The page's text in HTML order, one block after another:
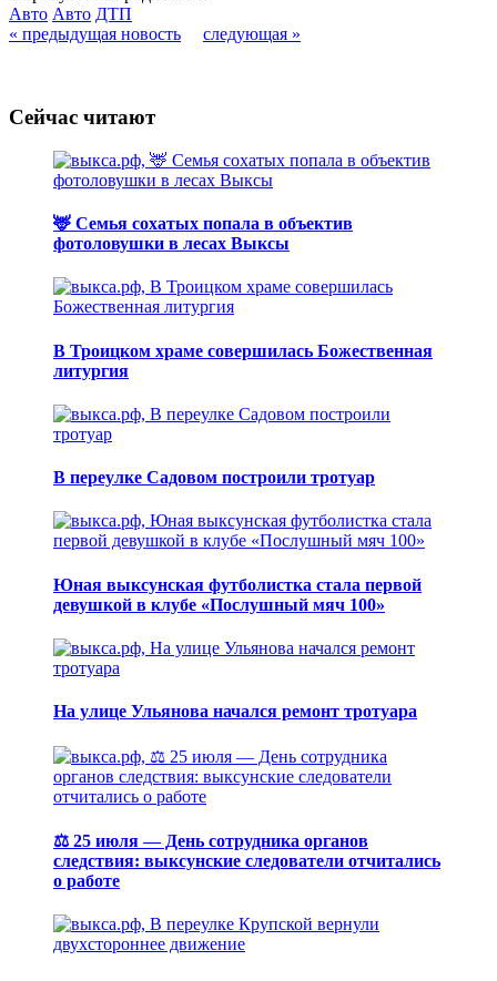
Авто Авто ДТП
« предыдущая новость
следующая »
Сейчас читают
🦌 Семья сохатых попала в объектив
фотоловушки в лесах Выксы
В Троицком храме совершилась Божественная
литургия
В переулке Садовом построили тротуар
Юная выксунская футболистка стала первой
девушкой в клубе «Послушный мяч 100»
На улице Ульянова начался ремонт тротуара
⚖️ 25 июля — День сотрудника органов
следствия: выксунские следователи отчитались
о работе